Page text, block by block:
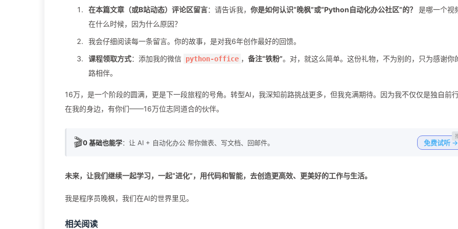
在本篇文章（或B站动态）评论区留言：请告诉我， 你是如何认识“晚枫”或“Python自动化办公社区”的？
是哪一个视
在什么时候，因为什么原因？
我会仔细阅读每一条留言。你的故事，是对我6年创作最好的回馈。
课程领取方式：添加我的微信 python-office ， 备注“铁粉”。对，就这么简单。这份礼物，不为别的，只为感谢你
路相伴。
16万，是一个阶段的圆满，更是下一段旅程的号角。转型AI，我深知前路挑战更多，但我充满期待。因为我不仅仅是独自前行
在我的身边，有你们——16万位志同道合的伙伴。
🎬0 基础也能学：让 AI + 自动化办公 帮你做表、写文档、回邮件。 免费试听 →
未来，让我们继续一起学习，一起“进化”，用代码和智能，去创造更高效、更美好的工作与生活。
我是程序员晚枫，我们在AI的世界里见。
相关阅读